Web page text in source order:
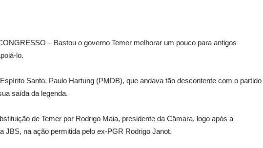
– Bastou o governo Temer melhorar um pouco para antigos
lo.
Santo, Paulo Hartung (PMDB), que andava tão descontente com o partido
saída da legenda.
de Temer por Rodrigo Maia, presidente da Câmara, logo após a
JBS, na ação permitida pelo ex-PGR Rodrigo Janot.